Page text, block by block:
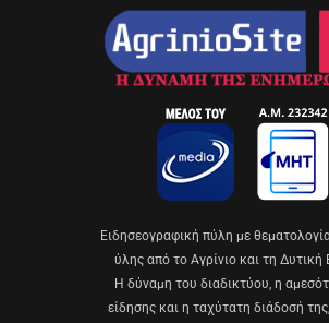
Eιδησεογραφική πύλη με
ύλης από το Αγρίνιο και τη Δυτική
Η δύναμη του διαδικτύου, η
είδησης και η ταχύτατη διάδοσή